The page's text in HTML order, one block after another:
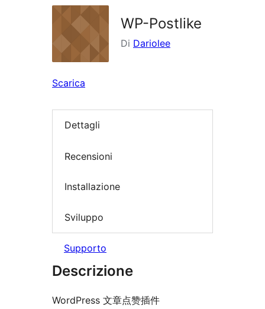
WP-Postlike
Di Dariolee
Scarica
Dettagli
Recensioni
Installazione
Sviluppo
Supporto
Descrizione
WordPress 文章点赞插件